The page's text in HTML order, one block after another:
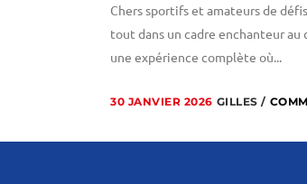
Chers sportifs et amateurs de
tout dans un cadre enchanteur au
une expérience complète où...
30 JANVIER 2026 GILLES